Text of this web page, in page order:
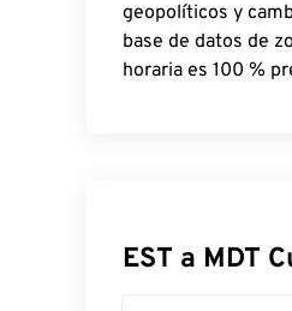
geopolíticos y
base de datos de
horaria es 100 %
EST a MDT